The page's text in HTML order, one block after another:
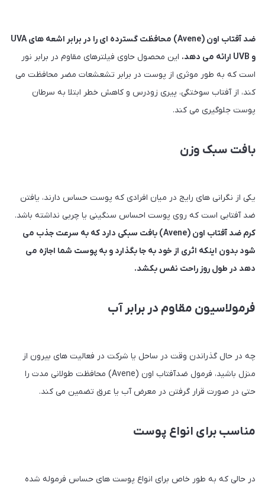
ضد آفتاب اون (Avene) محافظت گسترده ای را در برابر اشعه های UVA
و UVB ارائه می دهد.
این محصول حاوی فیلترهای مقاوم در برابر نور
است که به طور موثری از پوست در برابر تشعشعات مضر محافظت می
کند، از آفتاب سوختگی، پیری زودرس و کاهش خطر ابتلا به سرطان
پوست جلوگیری می کند.
بافت سبک وزن
یکی از نگرانی های رایج در میان افرادی که پوست حساس دارند، یافتن
ضد آفتابی است که روی پوست احساس سنگینی یا چربی نداشته باشد.
کرم ضد آفتاب اون (Avene) بافت سبکی دارد که به سرعت جذب می
شود بدون اینکه اثری از خود به جا بگذارد و به پوست شما اجازه می
دهد در طول روز راحت نفس بکشد.
فرمولاسیون مقاوم در برابر آب
چه در حال گذراندن وقت در ساحل یا شرکت در فعالیت های بیرون از
منزل باشید، فرمول ضدآفتاب اون (Avene) محافظت طولانی مدت را
حتی در صورت قرار گرفتن در معرض آب یا عرق تضمین می کند.
مناسب برای انواع پوست
در حالی که به طور خاص برای انواع پوست های حساس فرموله شده